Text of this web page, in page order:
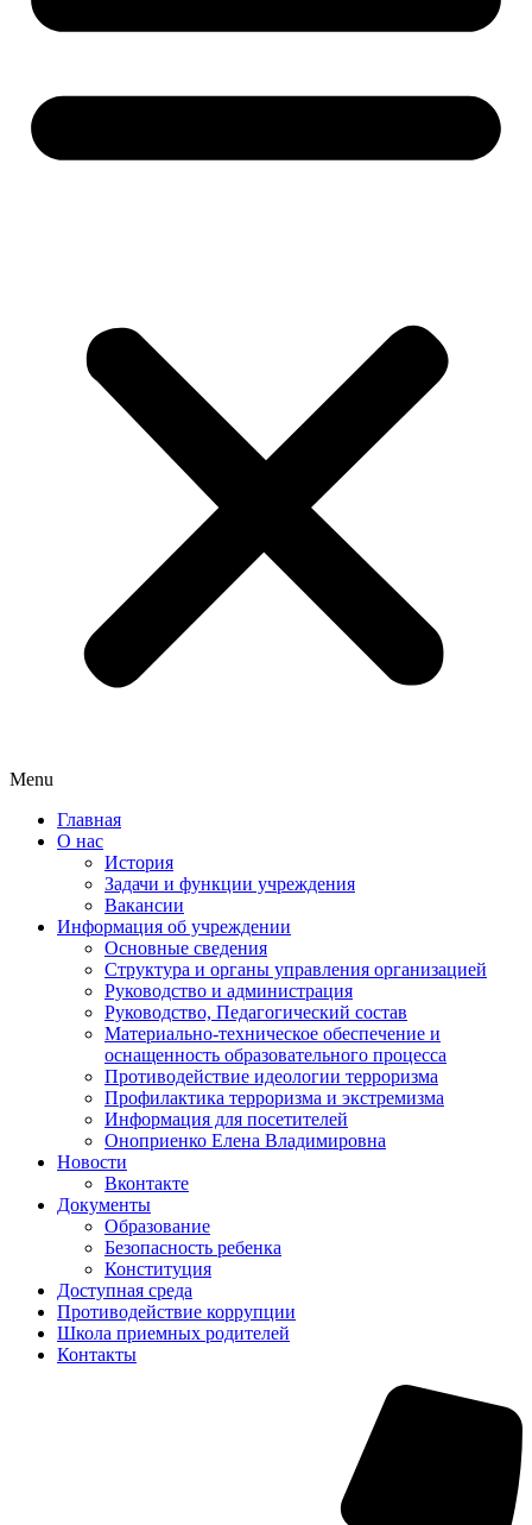
Menu
Главная
О нас
История
Задачи и функции учреждения
Вакансии
Информация об учреждении
Основные сведения
Структура и органы управления организацией
Руководство и администрация
Руководство, Педагогический состав
Материально-техническое обеспечение и
оснащенность образовательного процесса
Противодействие идеологии терроризма
Профилактика терроризма и экстремизма
Информация для посетителей
Оноприенко Елена Владимировна
Новости
Вконтакте
Документы
Образование
Безопасность ребенка
Конституция
Доступная среда
Противодействие коррупции
Школа приемных родителей
Контакты